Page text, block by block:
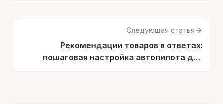
Следующая статья
Рекомендации товаров в ответах:
пошаговая настройка автопилота для